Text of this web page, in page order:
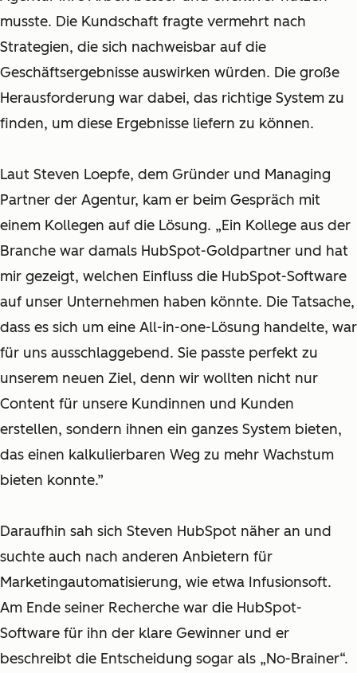
musste. Die Kundschaft fragte vermehrt nach
Strategien, die sich nachweisbar auf die
Geschäftsergebnisse auswirken würden. Die große
Herausforderung war dabei, das richtige System zu
finden, um diese Ergebnisse liefern zu können.
Laut Steven Loepfe, dem Gründer und Managing
Partner der Agentur, kam er beim Gespräch mit
einem Kollegen auf die Lösung. „Ein Kollege aus der
Branche war damals HubSpot-Goldpartner und hat
mir gezeigt, welchen Einfluss die HubSpot-Software
auf unser Unternehmen haben könnte. Die Tatsache,
dass es sich um eine All-in-one-Lösung handelte, war
für uns ausschlaggebend. Sie passte perfekt zu
unserem neuen Ziel, denn wir wollten nicht nur
Content für unsere Kundinnen und Kunden
erstellen, sondern ihnen ein ganzes System bieten,
das einen kalkulierbaren Weg zu mehr Wachstum
bieten konnte.”
Daraufhin sah sich Steven HubSpot näher an und
suchte auch nach anderen Anbietern für
Marketingautomatisierung, wie etwa Infusionsoft.
Am Ende seiner Recherche war die HubSpot-
Software für ihn der klare Gewinner und er
beschreibt die Entscheidung sogar als „No-Brainer“.